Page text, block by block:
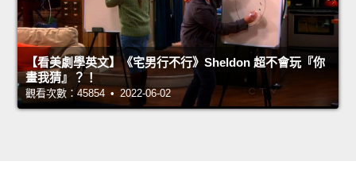
【看美劇學英文】《宅男行不行》Sheldon 超不會玩『你
畫我猜』？！
觀看次數：45854 • 2022-06-02